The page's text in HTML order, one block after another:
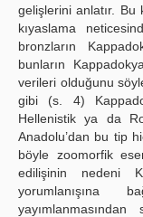
gelişlerini anlatır. Bu
kıyaslama
bronzların
bunların
verileri olduğunu
gibi (s. 4)
Hellenistik ya da
Anadolu’dan bu tip
böyle zoomorfik
edilişinin nedeni
yorumlanışına